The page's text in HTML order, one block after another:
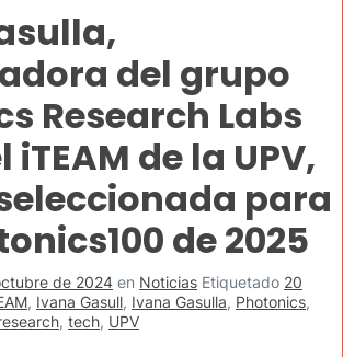
del grupo
Research Labs
iTEAM de la UPV,
para
de 2025
de 2024 en Noticias Etiquetado 20
, Ivana Gasull, Ivana Gasulla, Photonics,
, tech, UPV